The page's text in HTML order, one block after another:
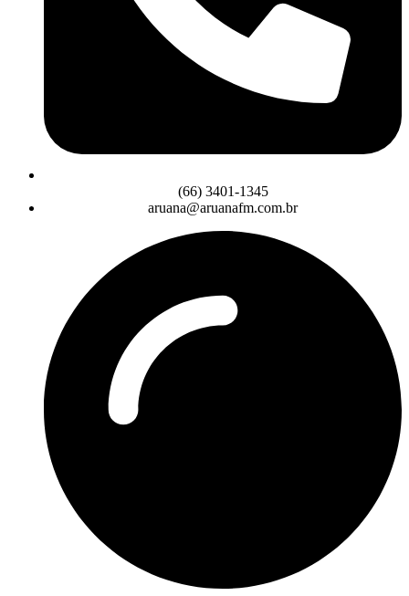
(66) 3401-1345
aruana@aruanafm.com.br